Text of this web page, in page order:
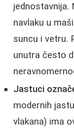
jednostavnija.
navlaku u
suncu i vetru.
unutra često
Jastuci
modernih
vlakana) ima